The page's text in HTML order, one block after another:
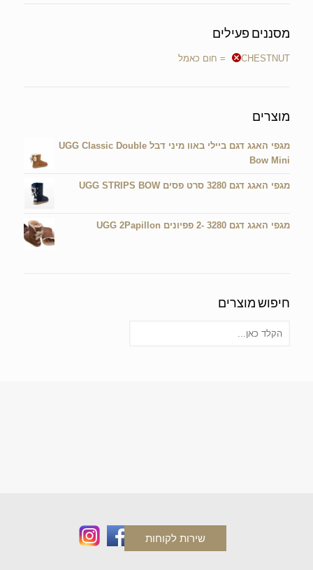
מסננים פעילים
CHESTNUT= חום כאמל
מוצרים
מגפי האגג דגם ביילי באוו מיני דבל UGG Classic Double
Bow Mini
מגפי האגג דגם 3280 סרט פסים UGG STRIPS BOW
מגפי האגג דגם 3280 -2 פפיונים UGG 2Papillon
חיפוש מוצרים
שירות לקוחות